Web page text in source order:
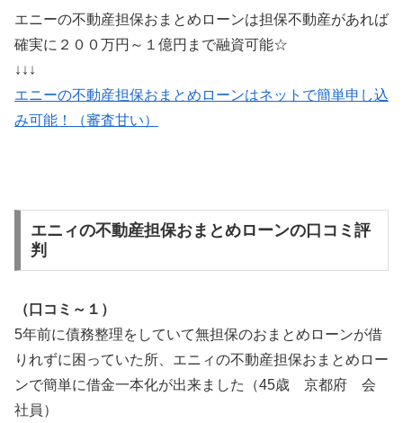
エニーの不動産担保おまとめローンは担保不動産があれば
確実に２００万円～１億円まで融資可能☆
↓↓↓
エニーの不動産担保おまとめローンはネットで簡単申し込
み可能！（審査甘い）
エニィの不動産担保おまとめローンの口コミ評
判
（口コミ～１）
5年前に債務整理をしていて無担保のおまとめローンが借
りれずに困っていた所、エニィの不動産担保おまとめロー
ンで簡単に借金一本化が出来ました（45歳 京都府 会
社員）